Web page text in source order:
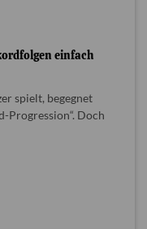
einfach
spielt, begegnet
Progression“. Doch